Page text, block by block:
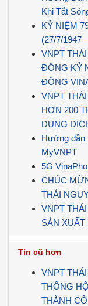
Khi Tắt
KỶ NIỆM
(27/7/1947
VNPT
ĐỘNG KỶ
ĐỘNG
VNPT
HƠN 200
DỤNG
Hướng dẫn
MyVNPT
5G
CHÚC
THÁI
VNPT
SẢN XUẤT
Tin cũ hơn
VNPT
THỐNG
THÀNH